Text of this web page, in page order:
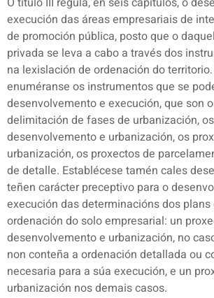
execución das áreas empresariais de
de promoción pública, posto que o
privada se leva a cabo a través dos
na lexislación de ordenación do
enuméranse os instrumentos que se
desenvolvemento e execución, que son
delimitación de fases de urbanización,
desenvolvemento e urbanización, os
urbanización, os proxectos de
de detalle. Establécese tamén cales
teñen carácter preceptivo para o
execución das determinacións dos
ordenación do solo empresarial: un
desenvolvemento e urbanización, no
non conteña a ordenación detallada ou
necesaria para a súa execución, e un
urbanización nos demais casos.